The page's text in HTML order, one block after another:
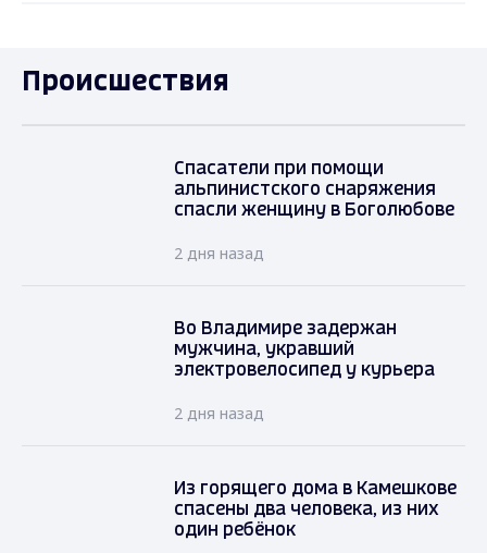
Происшествия
Спасатели при помощи
альпинистского снаряжения
спасли женщину в Боголюбове
2 дня назад
Во Владимире задержан
мужчина, укравший
электровелосипед у курьера
2 дня назад
Из горящего дома в Камешкове
спасены два человека, из них
один ребёнок